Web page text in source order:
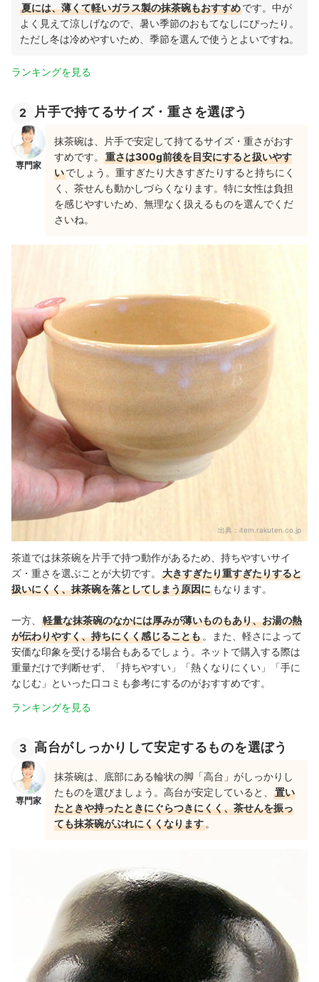
夏には、薄くて軽いガラス製の抹茶碗もおすすめです。中が
よく見えて涼しげなので、暑い季節のおもてなしにぴったり。
ただし冬は冷めやすいため、季節を選んで使うとよいですね。
ランキングを見る
2 片手で持てるサイズ・重さを選ぼう
専門家
抹茶碗は、片手で安定して持てるサイズ・重さがおす
すめです。
重さは300g前後を目安にすると扱いやす
いでしょう。重すぎたり大きすぎたりすると持ちにく
く、茶せんも動かしづらくなります。特に女性は負担
を感じやすいため、無理なく扱えるものを選んでくだ
さいね。
出典： item.rakuten.co.jp
茶道では抹茶碗を片手で持つ動作があるため、持ちやすいサイ
ズ・重さを選ぶことが大切です。
大きすぎたり重すぎたりすると
扱いにくく、抹茶碗を落としてしまう原因に もなります。
一方、
軽量な抹茶碗のなかには厚みが薄いものもあり、お湯の熱
が伝わりやすく、持ちにくく感じることも 。また、軽さによって
安価な印象を受ける場合もあるでしょう。ネットで購入する際は
重量だけで判断せず、「持ちやすい」「熱くなりにくい」「手に
なじむ」といった口コミも参考にするのがおすすめです。
ランキングを見る
3 高台がしっかりして安定するものを選ぼう
専門家
抹茶碗は、底部にある輪状の脚「高台」がしっかりし
たものを選びましょう。高台が安定していると、
置い
たときや持ったときにぐらつきにくく、茶せんを振っ
ても抹茶碗がぶれにくくなります 。